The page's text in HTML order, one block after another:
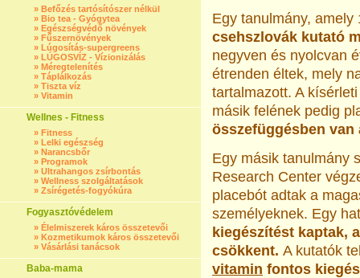
» Befőzés tartósítószer nélkül
» Bio tea - Gyógytea
» Egészségvédő növények
» Fűszernövények
» Lúgosítás-supergreens
» LÚGOSVÍZ - Vízionizálás
» Méregtelenítés
» Táplálkozás
» Tiszta víz
» Vitamin
Wellnes - Fitness
» Fitness
» Lelki egészség
» Narancsbőr
» Programok
» Ultrahangos zsírbontás
» Wellness szolgáltatások
» Zsírégetés-fogyókúra
Fogyasztóvédelem
» Élelmiszerek káros összetevői
» Kozmetikumok káros összetevői
» Vásárlási tanácsok
Baba-mama
Egy tanulmány,
csehszlovák kutató
negyven és nyolcvan
étrenden éltek, mely
tartalmazott. A
másik felének pedig
összefüggésben van
Egy másik tanulmány
Research Center
placebót adtak a
személyeknek. Egy
kiegészítést kaptak,
csökkent. A kutatók
vitamin fontos